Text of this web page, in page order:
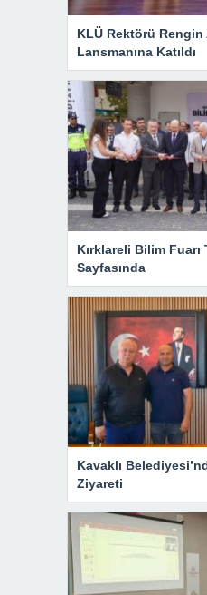
KLÜ Rektörü Rengin
Lansmanına Katıldı
Kırklareli Bilim Fuarı
Sayfasında
Kavaklı
Ziyareti